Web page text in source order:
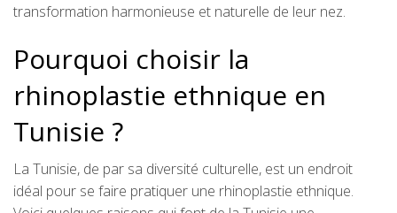
transformation harmonieuse et naturelle de leur nez.
Pourquoi choisir la
rhinoplastie ethnique en
Tunisie ?
La Tunisie, de par sa diversité culturelle, est un endroit
idéal pour se faire pratiquer une rhinoplastie ethnique.